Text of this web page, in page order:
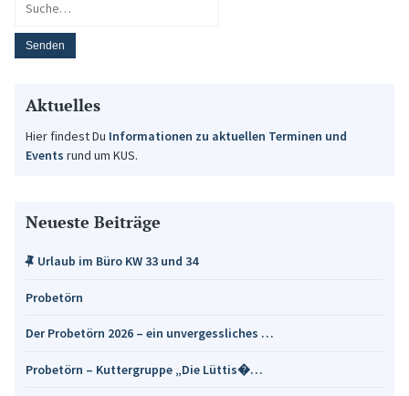
Aktuelles
Hier findest Du Informationen zu aktuellen Terminen und
Events rund um KUS.
Neueste Beiträge
Urlaub im Büro KW 33 und 34
Probetörn
Der Probetörn 2026 – ein unvergessliches …
Probetörn – Kuttergruppe „Die Lüttis�…